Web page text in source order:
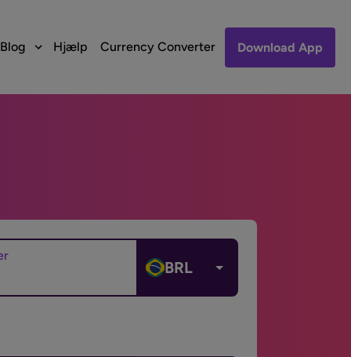
Blog Hjælp Currency Converter Download App
BRL